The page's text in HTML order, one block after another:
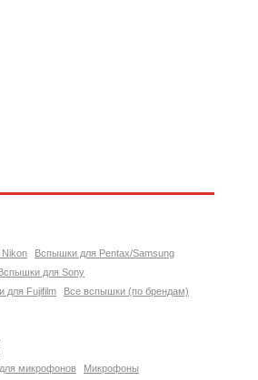
Вспышки для Pentax/Samsung
для Sony
для Fujifilm
Все вспышки (по брендам)
микрофонов
Микрофоны